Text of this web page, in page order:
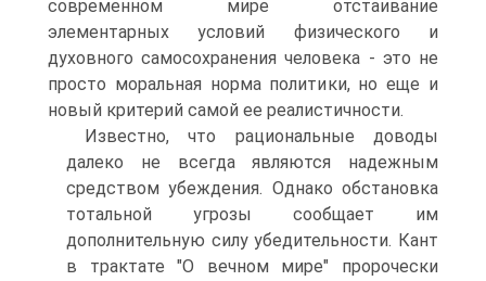
современном мире отстаивание
элементарных условий физического и
духовного самосохранения человека - это не
просто моральная норма политики, но еще и
новый критерий самой ее реалистичности.
Известно, что рациональные доводы
далеко не всегда являются надежным
средством убеждения. Однако обстановка
тотальной угрозы сообщает им
дополнительную силу убедительности. Кант
в трактате "О вечном мире" пророчески